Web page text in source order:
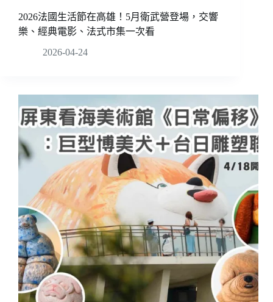
2026法國生活節在高雄！5月衛武營登場，交響
樂、經典電影、法式市集一次看
2026-04-24